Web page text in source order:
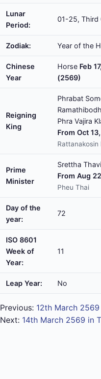
Lunar
Period:
01-25, Third
Zodiak: Year of the
Chinese
Year
Horse Feb
(2569)
Reigning
King
Phrabat
Phra Vajira
From Oct
Rattanakosin
Prime
Minister
Srettha
From Aug
Pheu Thai
Day of the
year:
72
ISO 8601
Week of
Year:
11
Leap Year: No
Previous: 12th March
Next: 14th March 2569 in